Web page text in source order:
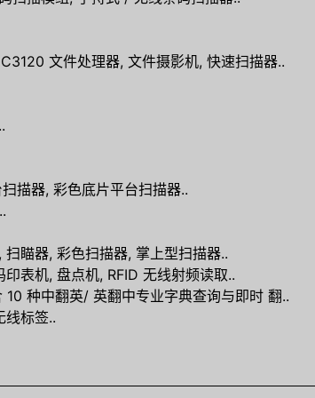
文件处理器, 文件摄影机, 快速扫描器..
描器, 彩色底片平台扫描器..
扫瞄器, 彩色扫描器, 掌上型扫描器..
印表机, 盘点机, RFID 无线射频读取..
10 种中翻英/ 英翻中专业字典查询与即时 翻..
线标签..